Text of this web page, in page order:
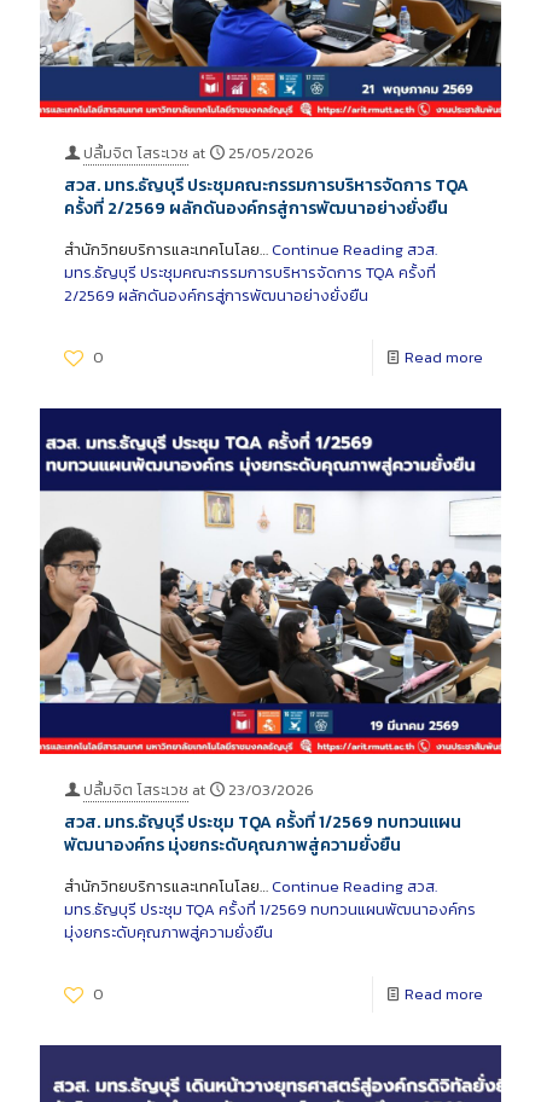
ปลื้มจิต โสระเวช at 25/05/2026
สวส. มทร.ธัญบุรี ประชุมคณะกรรมการบริหารจัดการ TQA
ครั้งที่ 2/2569 ผลักดันองค์กรสู่การพัฒนาอย่างยั่งยืน
สำนักวิทยบริการและเทคโนโลย… Continue Reading สวส.
มทร.ธัญบุรี ประชุมคณะกรรมการบริหารจัดการ TQA ครั้งที่
2/2569 ผลักดันองค์กรสู่การพัฒนาอย่างยั่งยืน
0 Read more
ปลื้มจิต โสระเวช at 23/03/2026
สวส. มทร.ธัญบุรี ประชุม TQA ครั้งที่ 1/2569 ทบทวนแผน
พัฒนาองค์กร มุ่งยกระดับคุณภาพสู่ความยั่งยืน
สำนักวิทยบริการและเทคโนโลย… Continue Reading สวส.
มทร.ธัญบุรี ประชุม TQA ครั้งที่ 1/2569 ทบทวนแผนพัฒนาองค์กร
มุ่งยกระดับคุณภาพสู่ความยั่งยืน
0 Read more